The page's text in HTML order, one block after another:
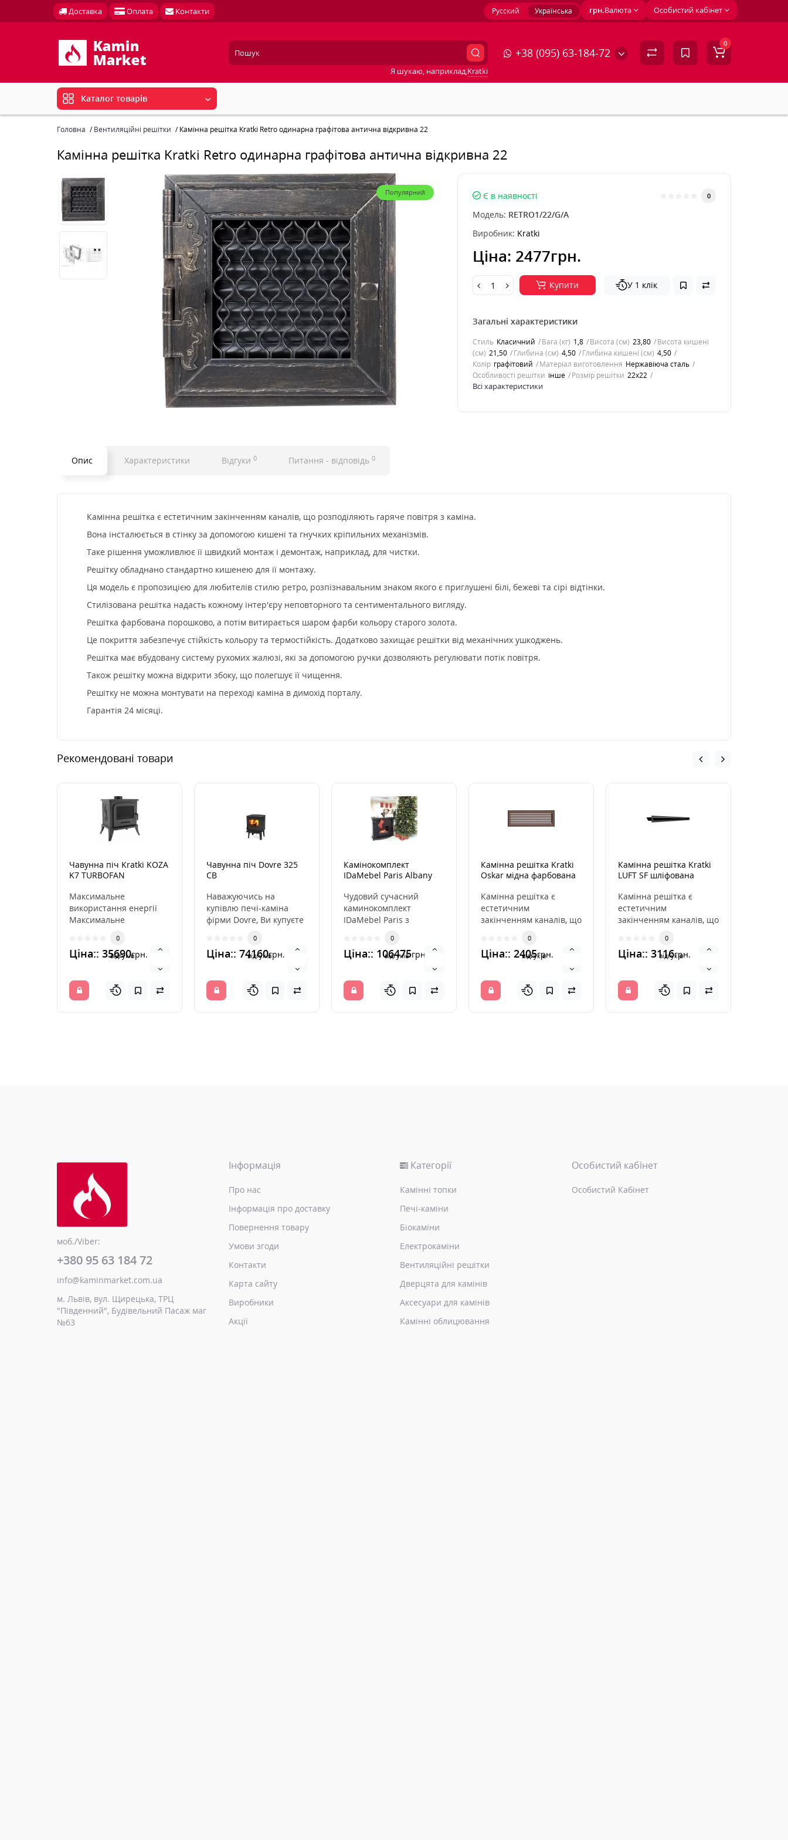
Доставка Оплата Контакти Особистий кабінет
грн.Валюта
Русский Українська
+38 (095) 63-184-72
Я шукаю, наприклад,Kratki
0
Каталог товарів
Головна Вентиляційні решітки Камінна решітка Kratki Retro одинарна графітова антична відкривна 22
Камінна решітка Kratki Retro одинарна графітова антична відкривна 22
Популярний Є в наявності 0
Модель: RETRO1/22/G/A
Виробник: Kratki
Ціна: 2477грн.
Купити У 1 клік
Загальні характеристики
Стиль Класичний Вага (кг) 1,8 Висота (см) 23,80
Висота кишені
(см) 21,50 Глибина (см) 4,50 Глибина кишені (см) 4,50
Колір графітовий Матеріал виготовлення Нержавіюча сталь
Особливості решітки інше Розмір решітки 22x22
Всі характеристики
Опис Характеристики Відгуки 0 Питання - відповідь 0
Камінна решітка є естетичним закінченням каналів, що розподіляють гаряче повітря з каміна.
Вона інсталюється в стінку за допомогою кишені та гнучких кріпильних механізмів.
Таке рішення уможливлює її швидкий монтаж і демонтаж, наприклад, для чистки.
Решітку обладнано стандартно кишенею для її монтажу.
Ця модель є пропозицією для любителів стилю ретро, розпізнавальним знаком якого є приглушені білі, бежеві та сірі відтінки.
Стилізована решітка надасть кожному інтер'єру неповторного та сентиментального вигляду.
Решітка фарбована порошково, а потім витирається шаром фарби кольору старого золота.
Це покриття забезпечує стійкість кольору та термостійкість. Додатково захищає решітки від механічних ушкоджень.
Решітка має вбудовану систему рухомих жалюзі, які за допомогою ручки дозволяють регулювати потік повітря.
Також решітку можна відкрити збоку, що полегшує її чищення.
Решітку не можна монтувати на переході каміна в димохід порталу.
Гарантія 24 місяці.
Рекомендовані товари
Чавунна піч Kratki KOZA
K7 TURBOFAN
Максимальне
використання енергії
Максимальне
безперебійна дія
завдяки стінкам к..
0
відгуків
Ціна:: 35690грн.
Чавунна піч Dovre 325
CB
Наважуючись на
купівлю печі-каміна
фірми Dovre, Ви купуєте
10 літню гаранті..
0
відгуків
Ціна:: 74160грн.
Камінокомплект
IDaMebel Paris Albany
Чудовий сучасний
каминокомплект
IDaMebel Paris з
Opti-Myst Albany - це
саме т..
0
відгуків
Ціна:: 106475грн.
Камінна решітка Kratki
Oskar мідна фарбована
Камінна решітка є
естетичним
закінченням каналів, що
повітря з каміна. Вона
інс..
0
відгуків
Ціна:: 2405грн.
Камінна решітка Kratki
LUFT SF шліфована
Камінна решітка є
естетичним
закінченням каналів, що
повітря з каміна. Вона
ін..
0
відгуків
Ціна:: 3116грн.
моб./Viber:
+380 95 63 184 72
info@kaminmarket.com.ua
м. Львів, вул. Щирецька, ТРЦ
"Південний", Будівельний Пасаж маг
№63
Інформація
Про нас
Інформація про доставку
Повернення товару
Умови згоди
Контакти
Карта сайту
Виробники
Акції
Категорії
Камінні топки
Печі-каміни
Біокаміни
Електрокаміни
Вентиляційні решітки
Дверцята для камінів
Аксесуари для камінів
Камінні облицювання
Особистий кабінет
Особистий Кабінет